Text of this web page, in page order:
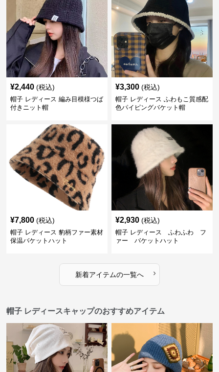
¥2,440 (税込)
帽子 レディース 編み目模様つば
付きニット帽
¥3,300 (税込)
帽子 レディース ふわもこ質感配
色パイピングバケット帽
¥7,800 (税込)
帽子 レディース 豹柄ファー素材
保温バケットハット
¥2,930 (税込)
帽子 レディース ふわふわ フ
ァー バケットハット
新着アイテムの一覧へ ›
帽子 レディースキャップのおすすめアイテム